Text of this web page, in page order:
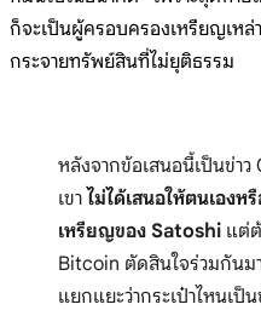
ก็จะเป็นผู้ครอบครองเหรียญเหล่
กระจายทรัพย์สินที่ไม่ยุติธรรม
หลังจากข้อเสนอนี้เป็นข่าว
เขา ไม่ได้เสนอให้ตนเอง
เหรียญของ Satoshi แต่
Bitcoin ตัดสินใจร่วมกันม
แยกแยะว่ากระเป๋าไหนเ